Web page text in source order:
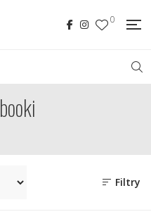
0
Filtry